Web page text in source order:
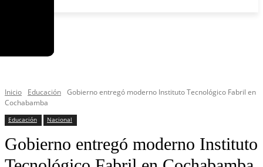
Inicio Educación Gobierno entregó moderno Instituto Tecnológico Fabril en
Cochabamba
Educación Nacional
Gobierno entregó moderno Instituto